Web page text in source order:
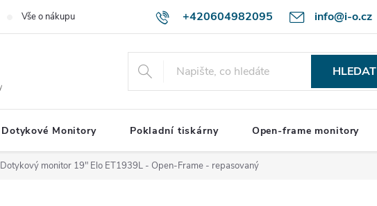
+420604982095 info@i-o.cz
Vše o nákupu
HLEDAT
Dotykové Monitory Pokladní tiskárny Open-frame monitory
Dotykový monitor 19" Elo ET1939L - Open-Frame - repasovaný